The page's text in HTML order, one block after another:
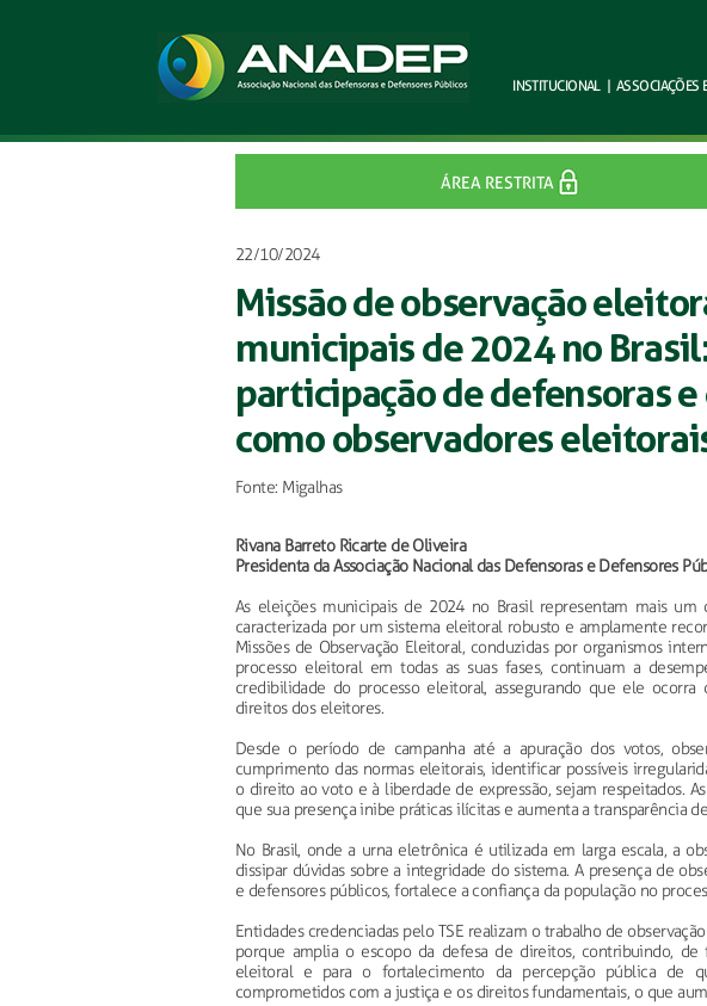
INSTITUCIONAL | ASSOCIAÇÕES
ÁREA RESTRITA
22/10/2024
Missão de observação
municipais de 2024 no
participação de defensoras
como observadores
Fonte: Migalhas
Rivana Barreto Ricarte de Oliveira
Presidenta da Associação Nacional das Defensoras e Defensores
As eleições municipais de 2024 no Brasil representam mais
caracterizada por um sistema eleitoral robusto e amplamente
Missões de Observação Eleitoral, conduzidas por organismos
processo eleitoral em todas as suas fases, continuam a
credibilidade do processo eleitoral, assegurando que ele
direitos dos eleitores.
Desde o período de campanha até a apuração dos votos,
cumprimento das normas eleitorais, identificar possíveis
o direito ao voto e à liberdade de expressão, sejam respeitados.
que sua presença inibe práticas ilícitas e aumenta a transparência
No Brasil, onde a urna eletrônica é utilizada em larga escala, a
dissipar dúvidas sobre a integridade do sistema. A presença de
e defensores públicos, fortalece a confiança da população no
Entidades credenciadas pelo TSE realizam o trabalho de
porque amplia o escopo da defesa de direitos, contribuindo,
eleitoral e para o fortalecimento da percepção pública de
comprometidos com a justiça e os direitos fundamentais, o que